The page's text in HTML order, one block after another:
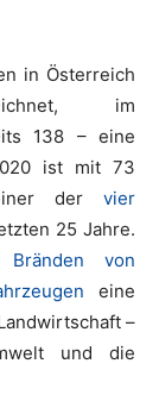
in Österreich
im
138 – eine
ist mit 73
der vier
25 Jahre.
Bränden von
eine
–
und die